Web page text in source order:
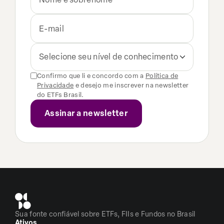
Selecione seu nível de conhecimento
Confirmo que li e concordo com a Política de
Privacidade e desejo me inscrever na newsletter
do ETFs Brasil.
Sua fonte confiável sobre ETFs, FIIs e Fundos no Brasil